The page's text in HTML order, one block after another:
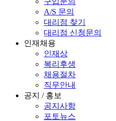
A/S 문의
대리점 찾기
대리점 신청문의
인재채용
인재상
복리후생
채용절차
직무안내
공지 / 홍보
공지사항
포토뉴스